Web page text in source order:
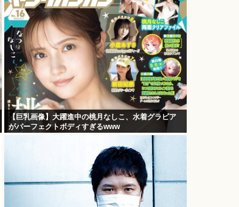
【巨乳画像】大躍進中の桃月なしこ、水着グラビア
がパーフェクトボディすぎるwww